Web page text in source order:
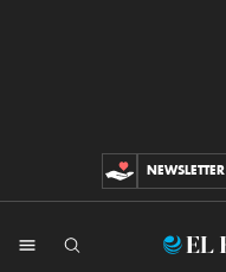
CONTRIBUCIONES
NEWSLETTER